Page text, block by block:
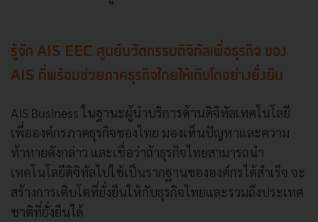
รู้จัก AIS EEC ศูนย์นวัตกรรมดิจิทัลเพื่อธุรกิจ ของ
AIS ที่พร้อมช่วยภาคธุรกิจไทยให้เติบโตอย่างยั่งยืน
AIS Business ในฐานะผู้นำบริการด้านดิจิทัลเทคโนโลยี
เพื่อองค์กรภาคธุรกิจของไทย มองเห็นปัญหาและความ
ท้าทายดังกล่าว และเชื่อว่าถ้าธุรกิจไทยสามารถนำ
เทคโนโลยีดิจิทัลไปใช้เป็นรากฐานขององค์กรได้สำเร็จ จะ
สร้างการเติบโตที่ยั่งยืนให้กับธุรกิจไทยและรวมถึงประเทศ
ชาติที่ยั่งยืนได้